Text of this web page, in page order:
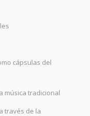
cápsulas del
música tradicional
través de la